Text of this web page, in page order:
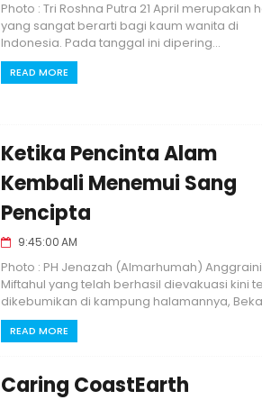
Photo : Tri Roshna Putra 21 April merupakan
yang sangat berarti bagi kaum wanita di
Indonesia. Pada tanggal ini dipering...
READ MORE
Ketika Pencinta Alam
Kembali Menemui Sang
Pencipta
9:45:00 AM
Photo : PH Jenazah (Almarhumah) Anggraini
Miftahul yang telah berhasil dievakuasi kini
dikebumikan di kampung halamannya,
READ MORE
Caring CoastEarth